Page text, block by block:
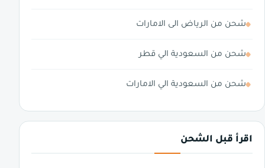
شحن من الرياض الى الامارات
شحن من السعودية الي قطر
شحن من السعودية الي الامارات
اقرأ قبل الشحن